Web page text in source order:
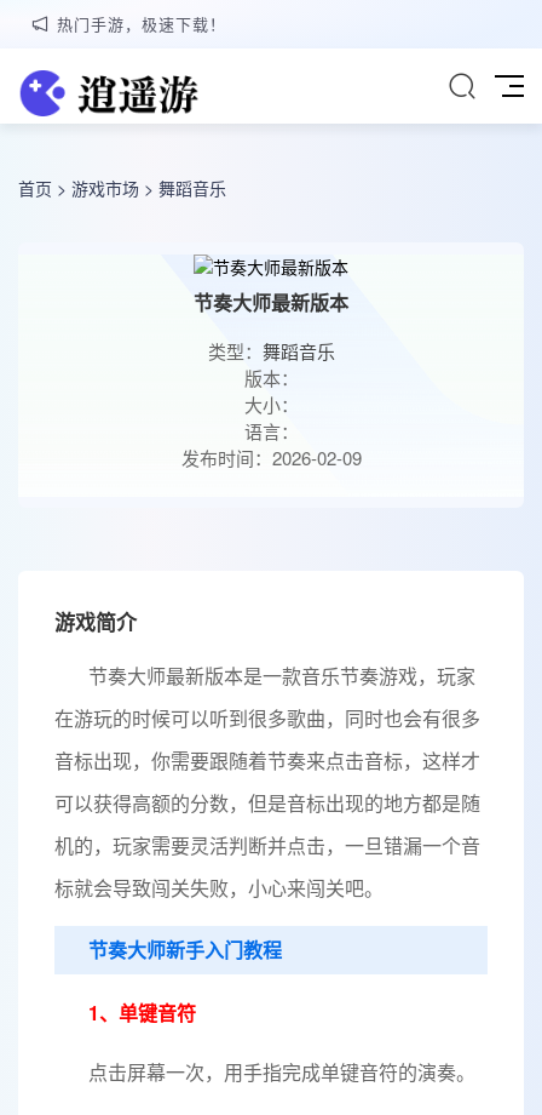
热门手游，极速下载！
首页 > 游戏市场 > 舞蹈音乐
节奏大师最新版本
类型： 舞蹈音乐
版本：
大小：
语言：
发布时间：2026-02-09
游戏简介
节奏大师最新版本是一款音乐节奏游戏，玩家
在游玩的时候可以听到很多歌曲，同时也会有很多
音标出现，你需要跟随着节奏来点击音标，这样才
可以获得高额的分数，但是音标出现的地方都是随
机的，玩家需要灵活判断并点击，一旦错漏一个音
标就会导致闯关失败，小心来闯关吧。
节奏大师新手入门教程
1、单键音符
点击屏幕一次，用手指完成单键音符的演奏。